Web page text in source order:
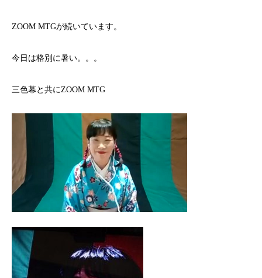
ZOOM MTGが続いています。
今日は格別に暑い。。。
三色幕と共にZOOM MTG